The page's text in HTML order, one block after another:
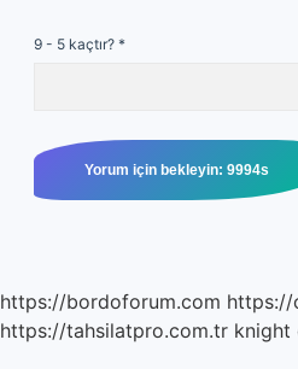
9 - 5 kaçtır? *
https://bordoforum.com https://
https://tahsilatpro.com.tr knight